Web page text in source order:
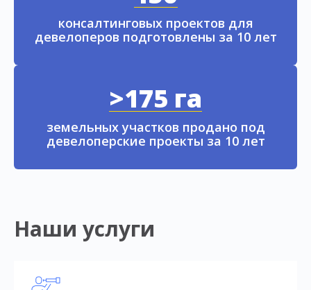
консалтинговых проектов для
девелоперов подготовлены за 10 лет
>175 га
земельных участков продано под
девелоперские проекты за 10 лет
Наши услуги